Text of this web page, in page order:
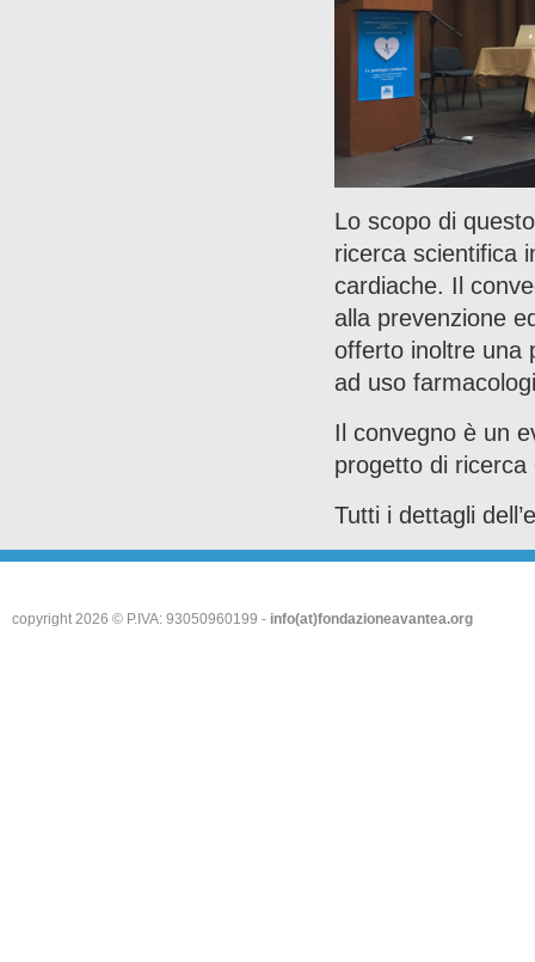
Lo scopo di
ricerca scientifica
cardiache. Il
alla prevenzione
offerto inoltre una
ad uso
Il convegno è un
progetto di
Tutti i dettagli
copyright 2026 © P.IVA: 93050960199 - info(at)fondazioneavantea.org